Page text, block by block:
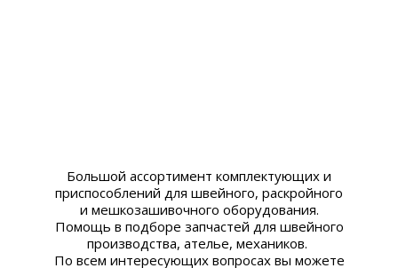
Большой ассортимент комплектующих и
приспособлений для швейного, раскройного
и мешкозашивочного оборудования.
Помощь в подборе запчастей для швейного
производства, ателье, механиков.
По всем интересующих вопросах вы можете